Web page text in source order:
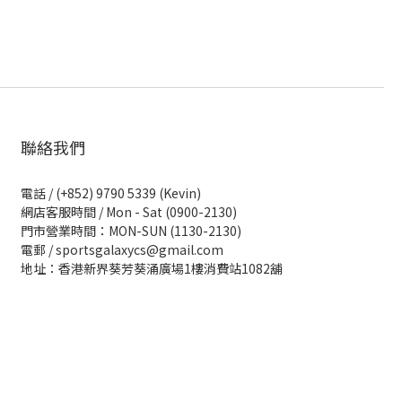
聯絡我們
電話 / (+852) 9790 5339 (Kevin)
網店客服時間 / Mon - Sat (0900-2130)
門市營業時間：MON-SUN (1130-2130)
電郵 / sportsgalaxycs@gmail.com
地址：香港新界葵芳葵涌廣場1樓消費站1082舖